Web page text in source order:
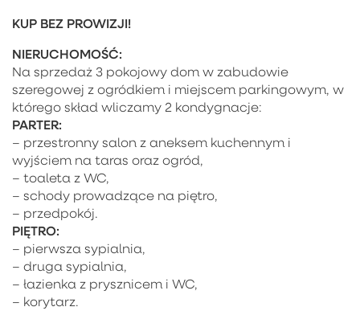
KUP BEZ PROWIZJI!
NIERUCHOMOŚĆ:
Na sprzedaż 3 pokojowy dom w zabudowie
szeregowej z ogródkiem i miejscem parkingowym, w
którego skład wliczamy 2 kondygnacje:
PARTER:
– przestronny salon z aneksem kuchennym i
wyjściem na taras oraz ogród,
– toaleta z WC,
– schody prowadzące na piętro,
– przedpokój.
PIĘTRO:
– pierwsza sypialnia,
– druga sypialnia,
– łazienka z prysznicem i WC,
– korytarz.